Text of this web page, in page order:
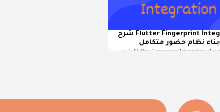
شرح Flutter Fingerprint Integration لربط أجهزة
نظام حضور متكامل
شرح Flutter Fingerprint Integration لربط أجهزة البصمة الخارجية وبناء